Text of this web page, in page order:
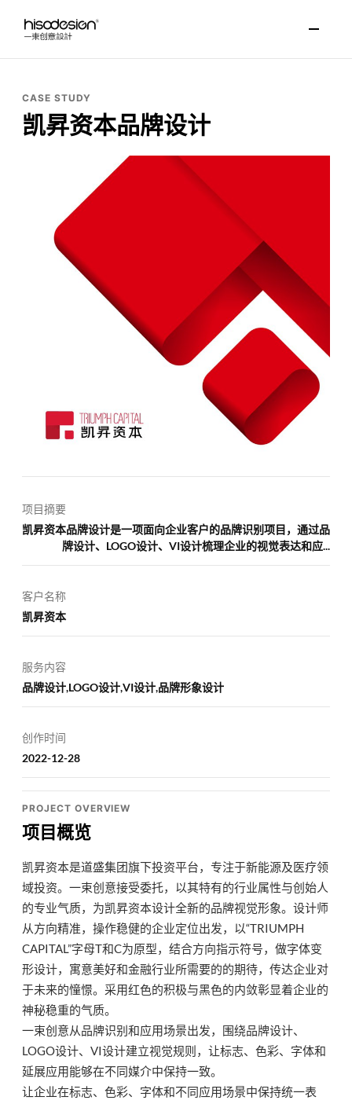
CASE STUDY
凯昇资本品牌设计
项目摘要
凯昇资本品牌设计是一项面向企业客户的品牌识别项目，通过品
牌设计、LOGO设计、VI设计梳理企业的视觉表达和应...
客户名称
凯昇资本
服务内容
品牌设计,LOGO设计,VI设计,品牌形象设计
创作时间
2022-12-28
PROJECT OVERVIEW
项目概览
凯昇资本是道盛集团旗下投资平台，专注于新能源及医疗领
域投资。一束创意接受委托，以其特有的行业属性与创始人
的专业气质，为凯昇资本设计全新的品牌视觉形象。设计师
从方向精准，操作稳健的企业定位出发，以“TRIUMPH
CAPITAL”字母T和C为原型，结合方向指示符号，做字体变
形设计，寓意美好和金融行业所需要的的期待，传达企业对
于未来的憧憬。采用红色的积极与黑色的内敛彰显着企业的
神秘稳重的气质。
一束创意从品牌识别和应用场景出发，围绕品牌设计、
LOGO设计、VI设计建立视觉规则，让标志、色彩、字体和
延展应用能够在不同媒介中保持一致。
让企业在标志、色彩、字体和不同应用场景中保持统一表